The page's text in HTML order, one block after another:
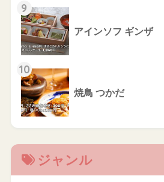
9
アインソフ ギンザ
10
焼鳥 つかだ
ジャンル